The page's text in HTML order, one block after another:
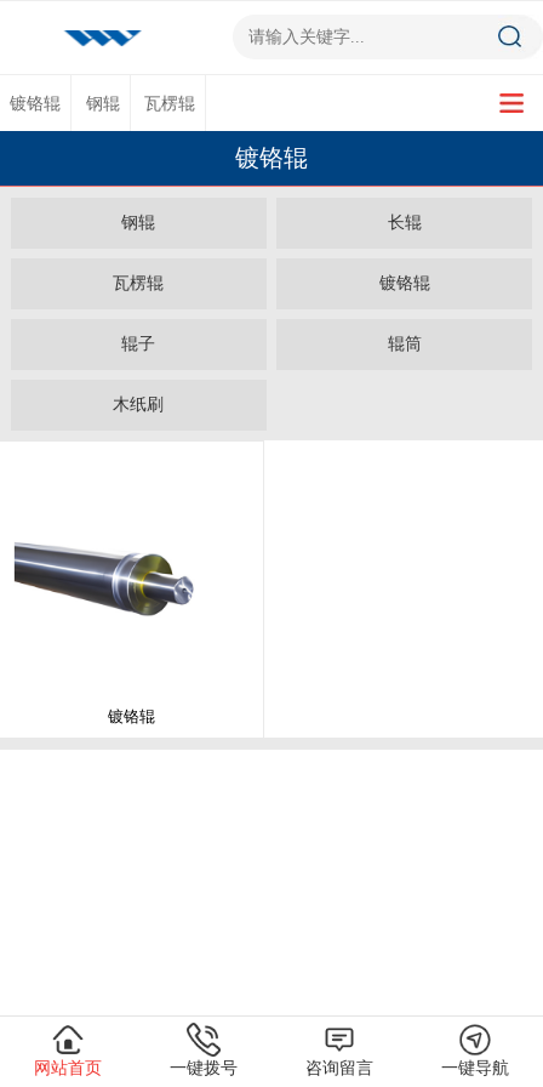
镀铬辊 钢辊 瓦楞辊
镀铬辊
钢辊 长辊
瓦楞辊 镀铬辊
辊子 辊筒
木纸刷
镀铬辊
网站首页 一键拨号 咨询留言 一键导航